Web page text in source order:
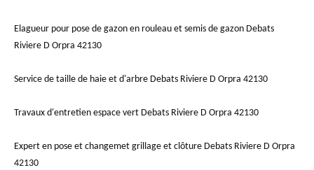
Elagueur pour pose de gazon en rouleau et semis de gazon Debats
Riviere D Orpra 42130
Service de taille de haie et d'arbre Debats Riviere D Orpra 42130
Travaux d'entretien espace vert Debats Riviere D Orpra 42130
Expert en pose et changemet grillage et clôture Debats Riviere D Orpra
42130